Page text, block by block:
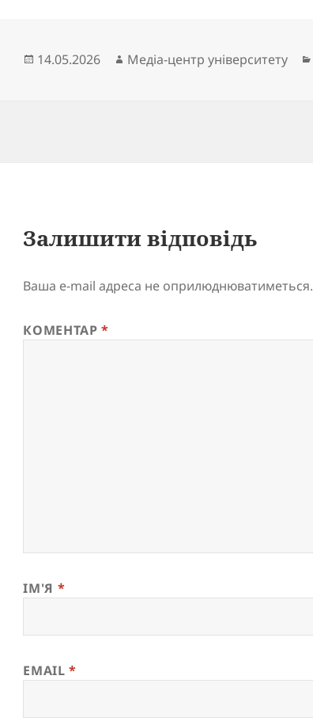
Опубліковано
14.05.2026 Автор
Медіа-центр університету
Залишити відповідь
Ваша e-mail адреса не оприлюднюватиметься.
КОМЕНТАР*
ІМ'Я *
EMAIL*